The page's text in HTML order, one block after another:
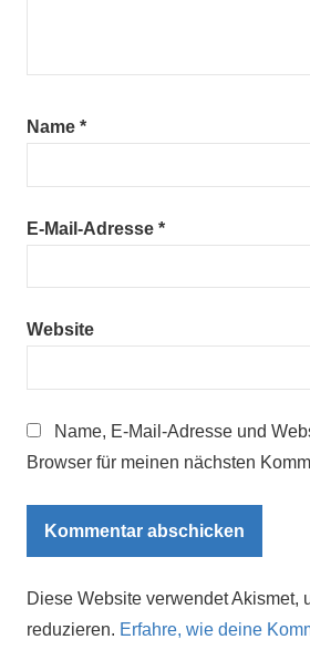
Name *
E-Mail-Adresse *
Website
Name, E-Mail-Adresse und
Browser für meinen nächsten
Diese Website verwendet Akismet,
reduzieren. Erfahre, wie deine